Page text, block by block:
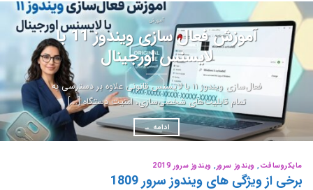
آموزش
آموزش فعال سازی ویندوز 11 با
لایسنس اورجینال
فعال‌سازی ویندوز ۱۱ با لایسنس قانونی علاوه بر دسترسی به
تمام قابلیت‌های شخصی‌سازی، امنیت دستگاه [...]
ادامه→
مایکروسافت, ویندوز سرور, ویندوز سرور 2019
برخی از ویژگی های ویندوز سرور 1809